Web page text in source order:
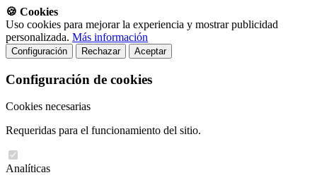
🍪 Cookies
Uso cookies para mejorar la experiencia y mostrar publicidad
personalizada. Más información
Configuración Rechazar Aceptar
Configuración de cookies
Cookies necesarias
Requeridas para el funcionamiento del sitio.
Analíticas